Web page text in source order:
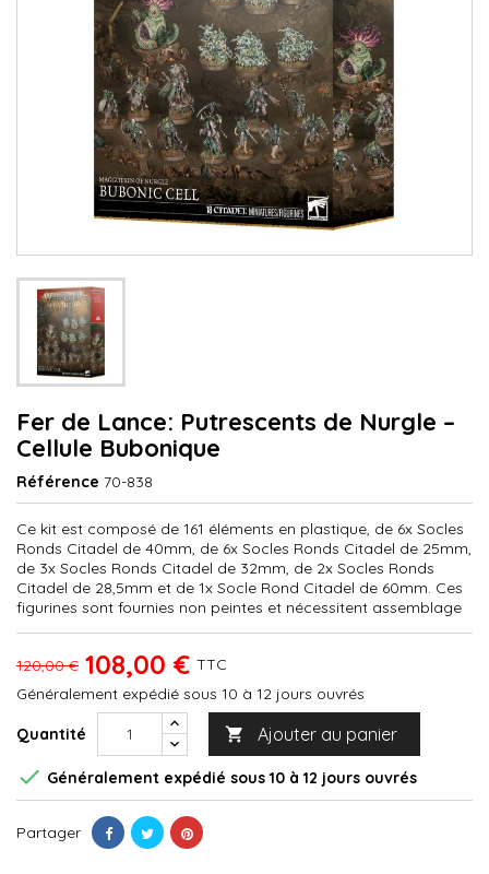
Fer de Lance: Putrescents de Nurgle –
Cellule Bubonique
Référence 70-838
Ce kit est composé de 161 éléments en plastique, de 6x Socles
Ronds Citadel de 40mm, de 6x Socles Ronds Citadel de 25mm,
de 3x Socles Ronds Citadel de 32mm, de 2x Socles Ronds
Citadel de 28,5mm et de 1x Socle Rond Citadel de 60mm. Ces
figurines sont fournies non peintes et nécessitent assemblage
120,00 € 108,00 € TTC
Généralement expédié sous 10 à 12 jours ouvrés
Quantité  Ajouter au panier
 Généralement expédié sous 10 à 12 jours ouvrés
Partager